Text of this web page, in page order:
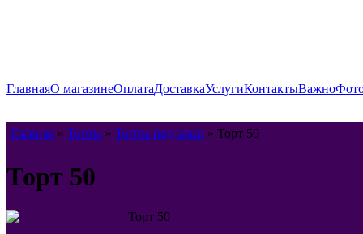
ГлавнаяО магазинеОплатаДоставкаУслугиКонтактыВажно
Главная » Торты » Торты под заказ » Торт 50
Торт 50
Торт 50